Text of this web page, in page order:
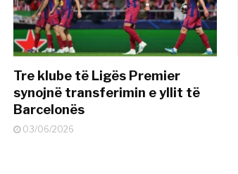
Tre klube të Ligës Premier
synojnë transferimin e yllit të
Barcelonës
03/06/2026